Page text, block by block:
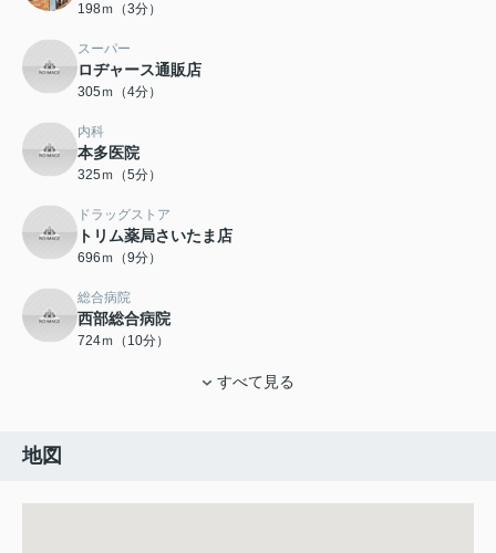
198ｍ（3分）
スーパー
ロヂャース通販店
305ｍ（4分）
内科
本多医院
325ｍ（5分）
ドラッグストア
トリム薬局さいたま店
696ｍ（9分）
総合病院
西部総合病院
724ｍ（10分）
すべて見る
地図